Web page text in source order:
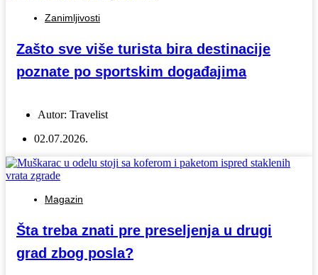
Zanimljivosti
Zašto sve više turista bira destinacije
poznate po sportskim događajima
Autor: Travelist
02.07.2026.
Magazin
Šta treba znati pre preseljenja u drugi
grad zbog posla?